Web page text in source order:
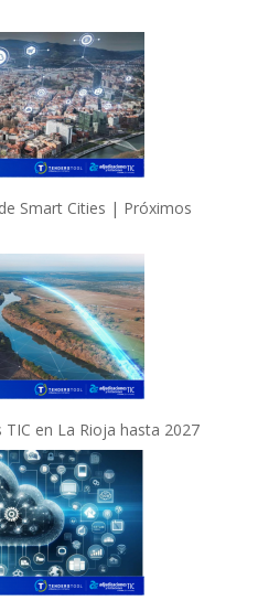
Smart Cities | Próximos
en La Rioja hasta 2027